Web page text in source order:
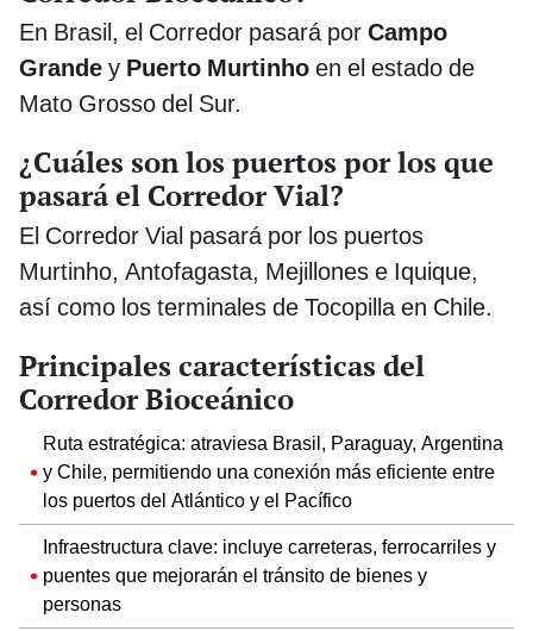
En Brasil, el Corredor pasará por Campo
Grande y Puerto Murtinho en el estado de
Mato Grosso del Sur.
¿Cuáles son los puertos por los que
pasará el Corredor Vial?
El Corredor Vial pasará por los puertos
Murtinho, Antofagasta, Mejillones e Iquique,
así como los terminales de Tocopilla en Chile.
Principales características del
Corredor Bioceánico
Ruta estratégica: atraviesa Brasil, Paraguay, Argentina
y Chile, permitiendo una conexión más eficiente entre
los puertos del Atlántico y el Pacífico
Infraestructura clave: incluye carreteras, ferrocarriles y
puentes que mejorarán el tránsito de bienes y
personas